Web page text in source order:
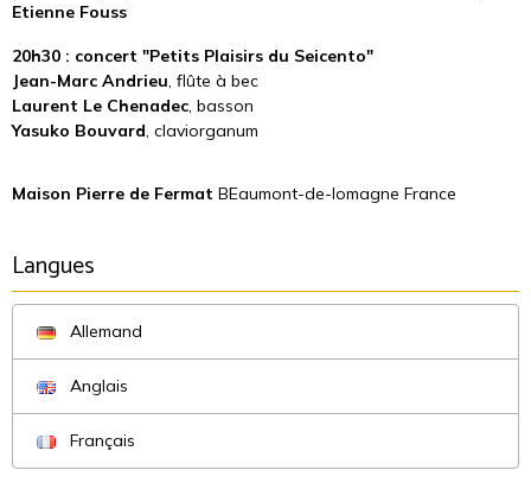
Etienne Fouss
20h30 : concert "Petits Plaisirs du Seicento"
Jean-Marc Andrieu, flûte à bec
Laurent Le Chenadec, basson
Yasuko Bouvard, claviorganum
Maison Pierre de Fermat BEaumont-de-lomagne France
Langues
Allemand
Anglais
Français